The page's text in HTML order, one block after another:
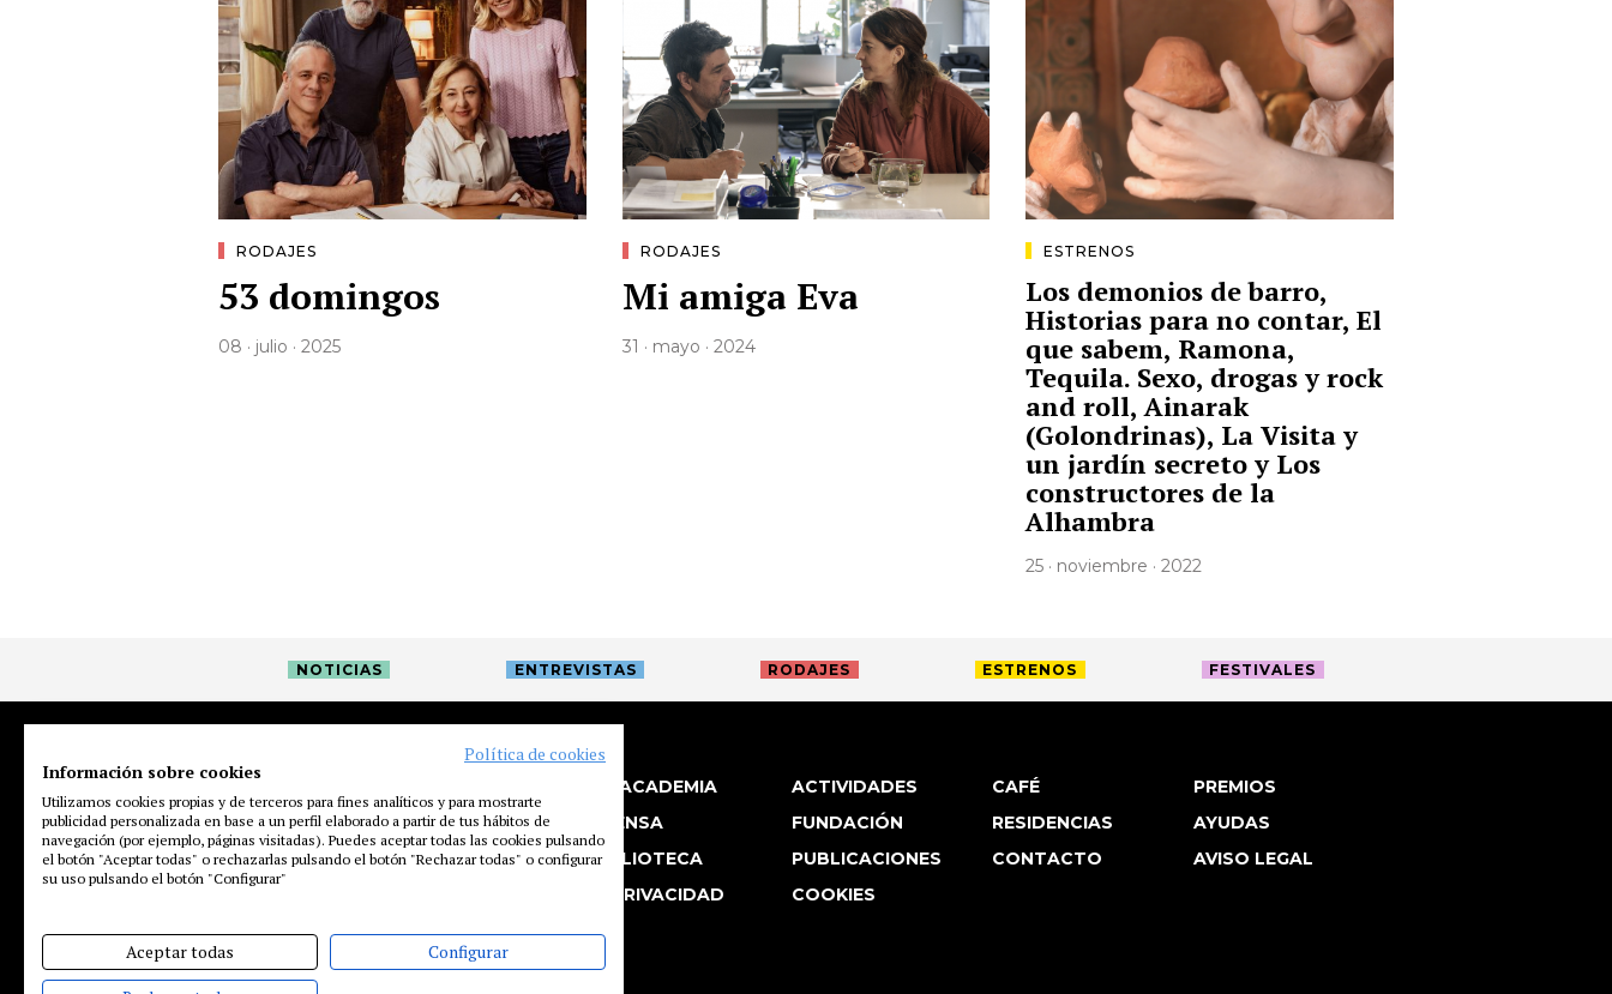
RODAJES
53 domingos
08 · julio · 2025
RODAJES
Mi amiga Eva
31 · mayo · 2024
ESTRENOS
Los demonios de barro,
Historias para no contar, El
que sabem, Ramona,
Tequila. Sexo, drogas y rock
and roll, Ainarak
(Golondrinas), La Visita y
un jardín secreto y Los
constructores de la
Alhambra
25 · noviembre · 2022
NOTICIAS ENTREVISTAS RODAJES ESTRENOS FESTIVALES
LA ACADEMIA ACTIVIDADES CAFÉ
PREMIOS
PRENSA
FUNDACIÓN RESIDENCIAS
AYUDAS
BIBLIOTECA
PUBLICACIONES CONTACTO
AVISO LEGAL
P. PRIVACIDAD
COOKIES
Política de cookies
Información sobre cookies
Utilizamos cookies propias y de terceros para fines analíticos y para mostrarte
publicidad personalizada en base a un perfil elaborado a partir de tus hábitos de
navegación (por ejemplo, páginas visitadas). Puedes aceptar todas las cookies pulsando
el botón "Aceptar todas" o rechazarlas pulsando el botón "Rechazar todas" o configurar
su uso pulsando el botón "Configurar"
Aceptar todas Configurar